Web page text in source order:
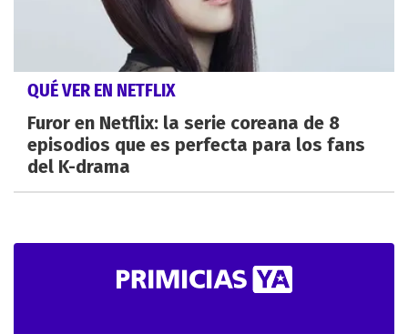
QUÉ VER EN NETFLIX
Furor en Netflix: la serie coreana de 8
episodios que es perfecta para los fans
del K-drama